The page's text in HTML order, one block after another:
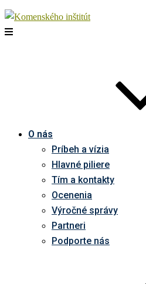
O nás
Príbeh a vízia
Hlavné piliere
Tím a kontakty
Ocenenia
Výročné správy
Partneri
Podporte nás